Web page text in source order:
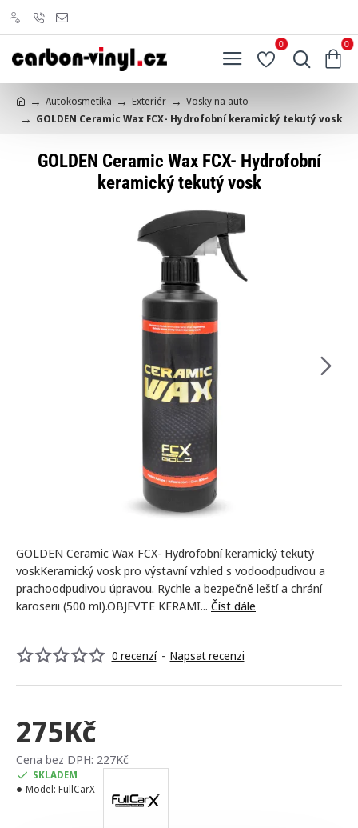
0 0
Autokosmetika Exteriér
Vosky na auto
GOLDEN Ceramic Wax FCX- Hydrofobní keramický tekutý vosk
GOLDEN Ceramic Wax FCX- Hydrofobní
keramický tekutý vosk
GOLDEN Ceramic Wax FCX- Hydrofobní keramický tekutý
voskKeramický vosk pro výstavní vzhled s vodoodpudivou a
prachoodpudivou úpravou. Rychle a bezpečně leští a chrání
karoserii (500 ml).OBJEVTE KERAMI... Číst dále
0 recenzí - Napsat recenzi
275Kč
Cena bez DPH: 227Kč
SKLADEM
Model: FullCarX